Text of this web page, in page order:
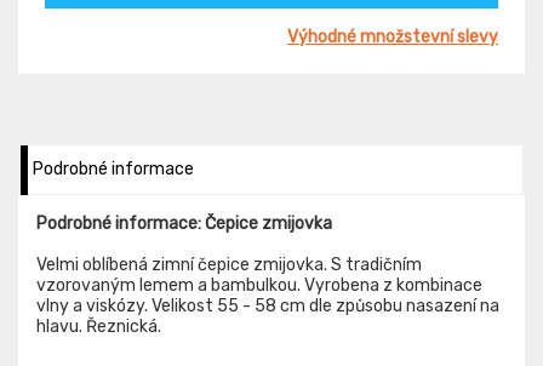
Výhodné množstevní slevy
Podrobné informace
Podrobné informace: Čepice zmijovka
Velmi oblíbená zimní čepice zmijovka. S tradičním
vzorovaným lemem a bambulkou. Vyrobena z kombinace
vlny a viskózy. Velikost 55 - 58 cm dle způsobu nasazení na
hlavu. Řeznická.